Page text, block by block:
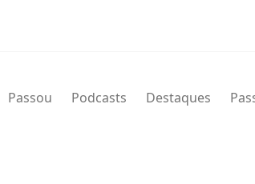
Passou Podcasts Destaques